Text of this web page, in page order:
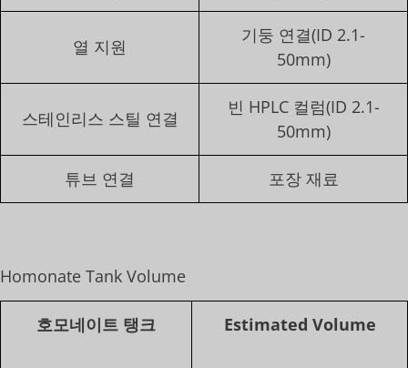
열 지원
기둥 연결(ID 2.1-
50mm)
스테인리스 스틸 연결
빈 HPLC 컬럼(ID 2.1-
50mm)
튜브 연결 포장 재료
Homonate Tank Volume
호모네이트 탱크 Estimated Volume